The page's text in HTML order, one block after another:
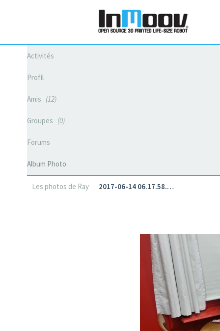
Activités
Profil
Amis 12
Groupes 0
Forums
Album Photo
Les photos de Ray 2017-06-14 06.17.58.…